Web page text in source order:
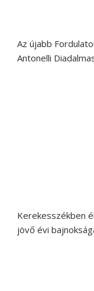
Az újabb
Antonelli
Kerekesszékben
jövő évi